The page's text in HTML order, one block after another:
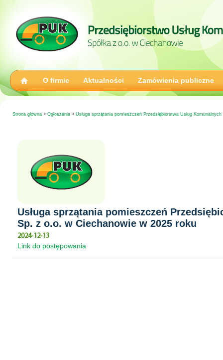
O firmie Aktualności Zamówienia publiczne
Strona główna> Ogłoszenia> Usługa sprzątania pomieszczeń Przedsiębiorstwa Usług
Usługa sprzątania pomieszczeń
Sp. z o.o. w Ciechanowie w 2025 roku
2024-12-13
Link do postępowania